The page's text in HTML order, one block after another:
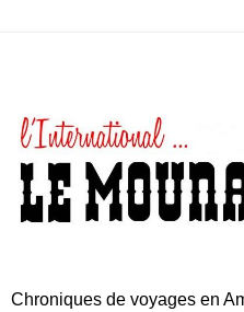
Chroniques de voyages en